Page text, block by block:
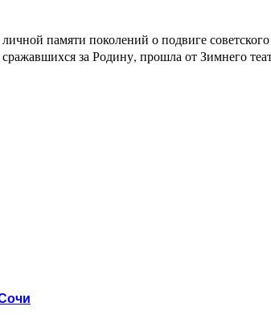
памяти поколений о подвиге
за Родину, прошла от Зимнего